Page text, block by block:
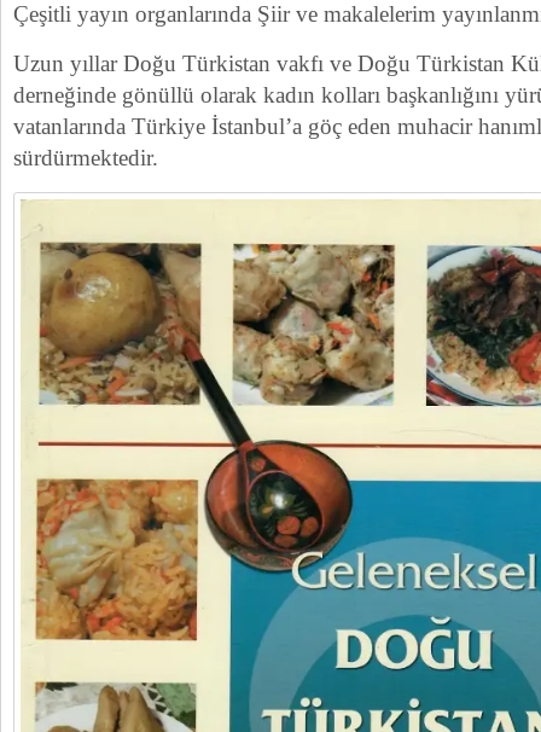
Çeşitli yayın organlarında Şiir ve makalelerim
Uzun yıllar Doğu Türkistan vakfı ve Doğu Türkistan
derneğinde gönüllü olarak kadın kolları başkanlığını
vatanlarında Türkiye İstanbul’a göç eden muhacir
sürdürmektedir.